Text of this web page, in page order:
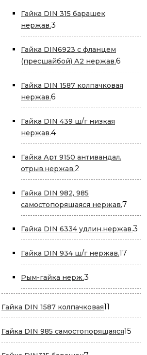
Гайка DIN 315 барашек
нержав.3
товара
Гайка DIN6923 с фланцем
(пресшайбой) А2 нержав.66
Гайка DIN 1587 колпачковая
нержав.66
товаров
Гайка DIN 439 ш/г низкая
нержав.44
товара
Гайка Арт 9150 антивандал.
отрыв.нержав.2
товара
Гайка DIN 982, 985
самостопорящаяся нержав.7
Гайка DIN 6334 удлин.нержав.3
Гайка DIN 934 ш/г нержав.17
Рым-гайка нерж.3
товара
Гайка DIN 1587 колпачковая11
товаров
Гайка DIN 985 самостопорящаяся15